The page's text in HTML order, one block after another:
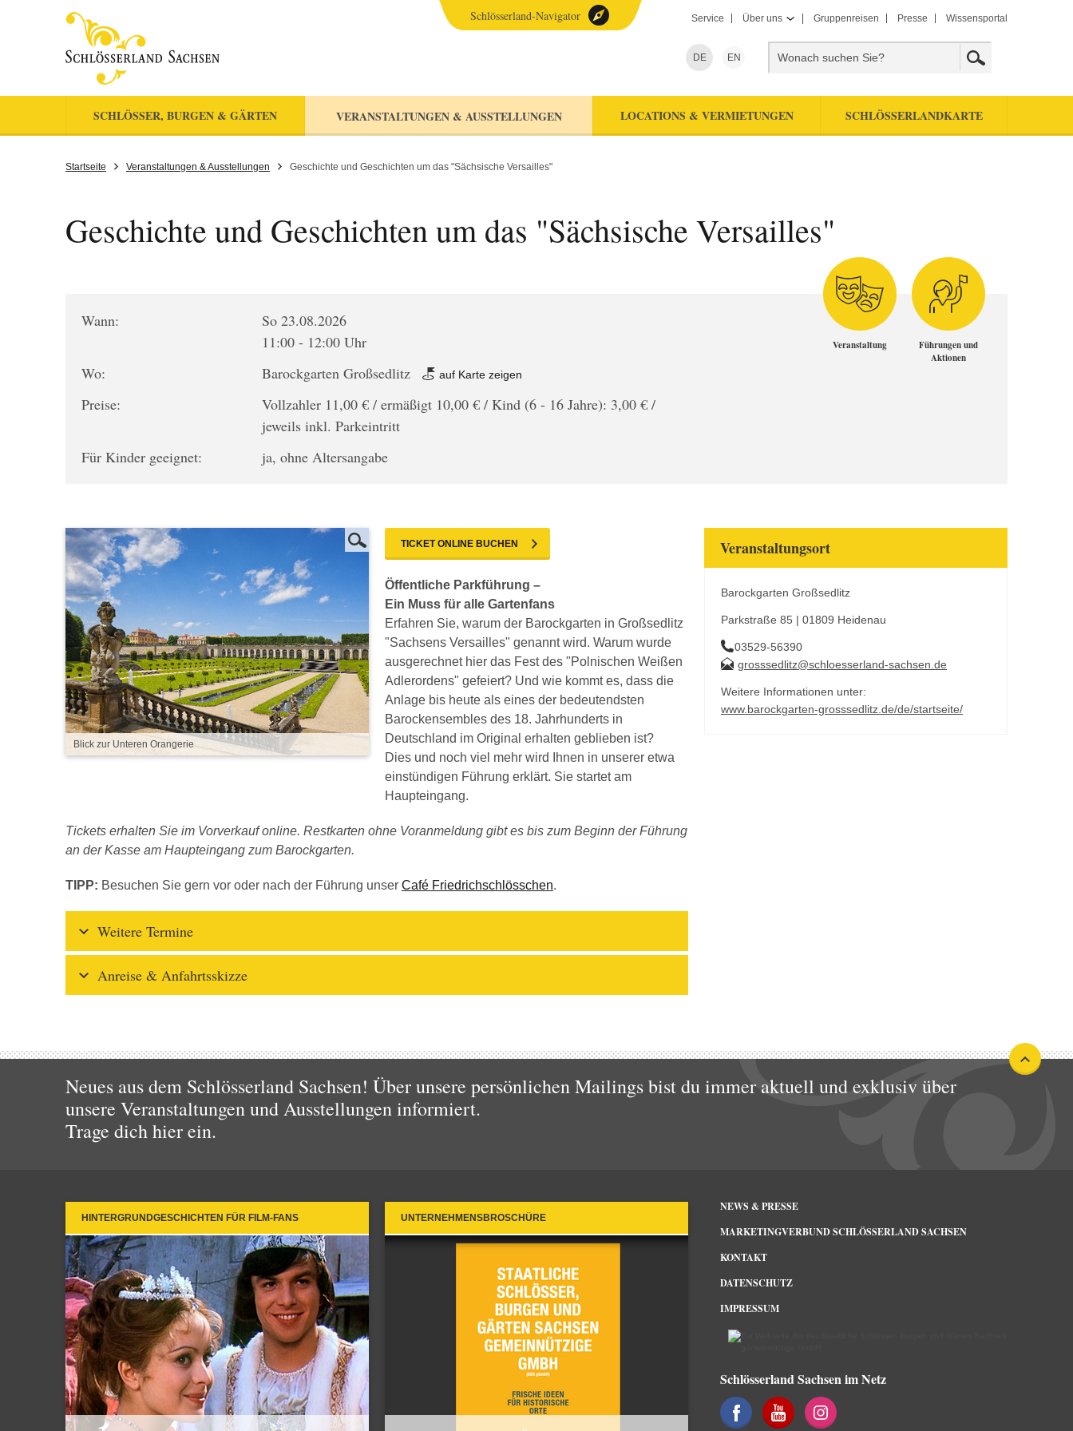
Service Über uns Gruppenreisen Presse Wissensportal
DE EN
SCHLÖSSER, BURGEN & GÄRTEN VERANSTALTUNGEN & AUSSTELLUNGEN LOCATIONS & VERMIETUNGEN SCHLÖSSERLANDKARTE
Schlösserland-Navigator
Startseite Veranstaltungen & Ausstellungen Geschichte und Geschichten um das "Sächsische Versailles"
Geschichte und Geschichten um das "Sächsische Versailles"
Wann:
So 23.08.2026
11:00 - 12:00 Uhr
Wo:
Barockgarten Großsedlitz auf Karte zeigen
Preise:
Vollzahler 11,00 € / ermäßigt 10,00 € / Kind (6 - 16 Jahre): 3,00 € /
jeweils inkl. Parkeintritt
Für Kinder geeignet:
ja, ohne Altersangabe
Veranstaltung
Führungen und
Aktionen
Blick zur Unteren Orangerie
TICKET ONLINE BUCHEN
Öffentliche Parkführung –
Ein Muss für alle Gartenfans
Erfahren Sie, warum der Barockgarten in Großsedlitz
"Sachsens Versailles" genannt wird. Warum wurde
ausgerechnet hier das Fest des "Polnischen Weißen
Adlerordens" gefeiert? Und wie kommt es, dass die
Anlage bis heute als eines der bedeutendsten
Barockensembles des 18. Jahrhunderts in
Deutschland im Original erhalten geblieben ist?
Dies und noch viel mehr wird Ihnen in unserer etwa
einstündigen Führung erklärt. Sie startet am
Haupteingang.
Tickets erhalten Sie im Vorverkauf online. Restkarten ohne Voranmeldung gibt es bis zum Beginn der Führung
an der Kasse am Haupteingang zum Barockgarten.
TIPP: Besuchen Sie gern vor oder nach der Führung unser Café Friedrichschlösschen.
Weitere Termine
Anreise & Anfahrtsskizze
Veranstaltungsort
Barockgarten Großsedlitz
Parkstraße 85 | 01809 Heidenau
03529-56390
grosssedlitz@schloesserland-sachsen.de
Weitere Informationen unter:
www.barockgarten-grosssedlitz.de/de/startseite/
Neues aus dem Schlösserland Sachsen! Über unsere persönlichen Mailings bist du immer aktuell und exklusiv über
unsere Veranstaltungen und Ausstellungen informiert.
Trage dich hier ein.
HINTERGRUNDGESCHICHTEN FÜR FILM-FANS UNTERNEHMENSBROSCHÜRE
NEWS & PRESSE
MARKETINGVERBUND SCHLÖSSERLAND SACHSEN
KONTAKT
DATENSCHUTZ
IMPRESSUM
Schlösserland Sachsen im Netz